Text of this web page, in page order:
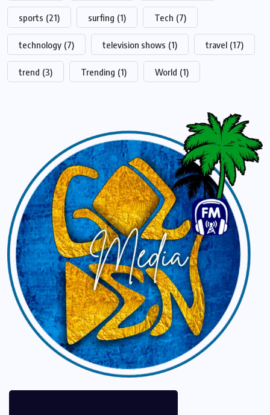
sports (21) surfing (1) Tech (7)
technology (7) television shows (1) travel (17)
trend (3) Trending (1) World (1)